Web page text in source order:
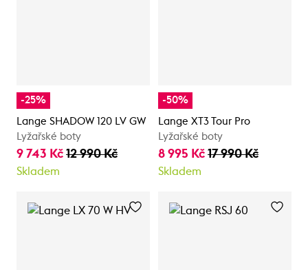
-25%
Lange SHADOW 120 LV GW
Lyžařské boty
9 743 Kč 12 990 Kč
Skladem
-50%
Lange XT3 Tour Pro
Lyžařské boty
8 995 Kč 17 990 Kč
Skladem